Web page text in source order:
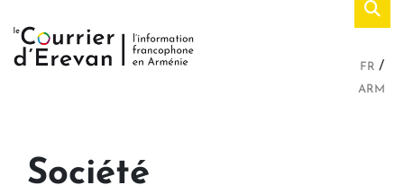
FR
ARM
Société